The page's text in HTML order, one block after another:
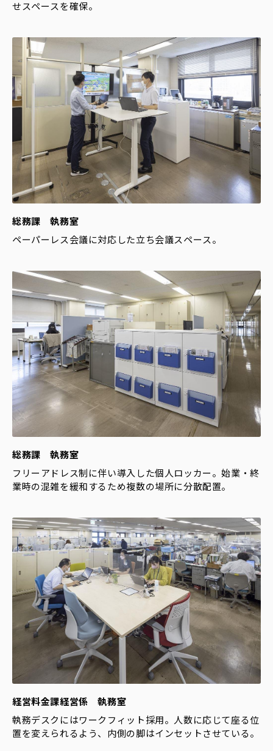
せスペースを確保。
総務課 執務室
ペーパーレス会議に対応した立ち会議スペース。
総務課 執務室
フリーアドレス制に伴い導入した個人ロッカー。始業・終
業時の混雑を緩和するため複数の場所に分散配置。
経営料金課経営係 執務室
執務デスクにはワークフィット採用。人数に応じて座る位
置を変えられるよう、内側の脚はインセットさせている。